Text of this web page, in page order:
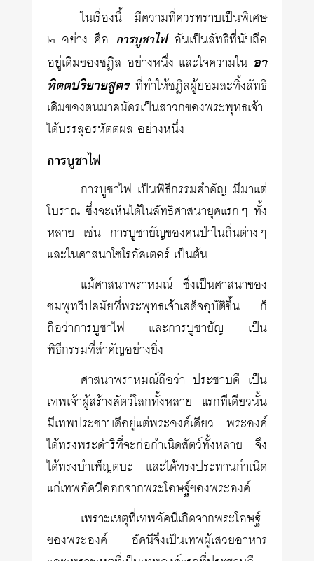
ในเรื่องนี้ มีความที่ควรทราบเป็นพิเศษ
๒ อย่าง คือ การบูชาไฟอันเป็นลัทธิที่นับถือ
อยู่เดิมของชฎิล อย่างหนึ่ง และใจความใน อา
ทิตตปริยายสูตรที่ทำให้ชฎิลผู้ยอมละทิ้งลัทธิ
เดิมของตนมาสมัครเป็นสาวกของพระพุทธเจ้า
ได้บรรลุอรหัตตผล อย่างหนึ่ง
การบูชาไฟ
การบูชาไฟ เป็นพิธีกรรมสำคัญ มีมาแต่
โบราณ ซึ่งจะเห็นได้ในลัทธิศาสนายุคแรกๆ ทั้ง
หลาย เช่น การบูชายัญของคนป่าในถิ่นต่างๆ
และในศาสนาโซโรอัสเตอร์ เป็นต้น
แม้ศาสนาพราหมณ์ ซึ่งเป็นศาสนาของ
ชมพูทวีปสมัยที่พระพุทธเจ้าเสด็จอุบัติขึ้น ก็
ถือว่าการบูชาไฟ และการบูชายัญ เป็น
พิธีกรรมที่สำคัญอย่างยิ่ง
ศาสนาพราหมณ์ถือว่า ประชาบดี เป็น
เทพเจ้าผู้สร้างสัตว์โลกทั้งหลาย แรกทีเดียวนั้น
มีเทพประชาบดีอยู่แต่พระองค์เดียว พระองค์
ได้ทรงพระดำริที่จะก่อกำเนิดสัตว์ทั้งหลาย จึง
ได้ทรงบำเพ็ญตบะ และได้ทรงประทานกำเนิด
แก่เทพอัคนีออกจากพระโอษฐ์ของพระองค์
เพราะเหตุที่เทพอัคนีเกิดจากพระโอษฐ์
ของพระองค์ อัคนีจึงเป็นเทพผู้เสวยอาหาร